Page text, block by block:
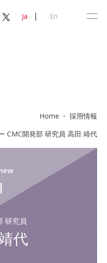
Ja | En
Home
採用情報
CMC開発部 研究員 高田 靖代
研究員
代